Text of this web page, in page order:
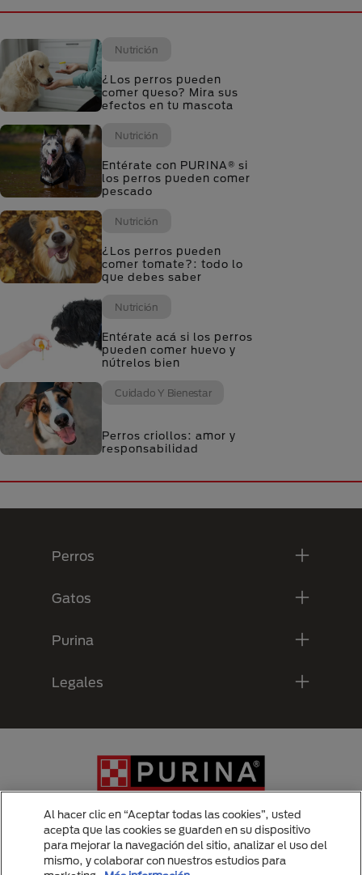
Nutrición
¿Los perros pueden
comer queso? Mira sus
efectos en tu mascota
Nutrición
Entérate con PURINA® si
los perros pueden comer
pescado
Nutrición
¿Los perros pueden
comer tomate?: todo lo
que debes saber
Nutrición
Entérate acá si los perros
pueden comer huevo y
nútrelos bien
Cuidado Y Bienestar
Perros criollos: amor y
responsabilidad
Perros
Gatos
Purina
Legales
Menu Footer Secundario Purina
Al hacer clic en “Aceptar todas las cookies”, usted
acepta que las cookies se guarden en su dispositivo
para mejorar la navegación del sitio, analizar el uso del
mismo, y colaborar con nuestros estudios para